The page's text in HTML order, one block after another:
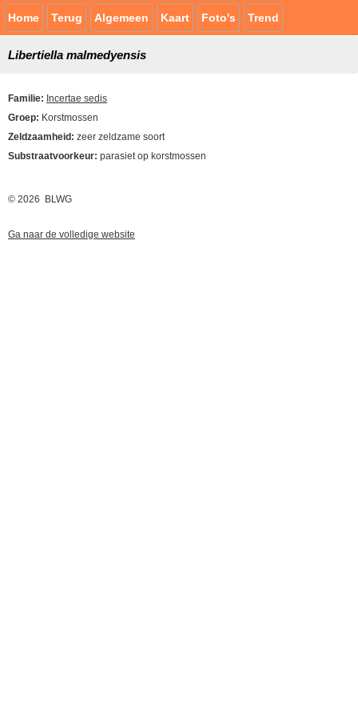
Home Terug Algemeen Kaart Foto's Trend
Libertiella malmedyensis
Familie: Incertae sedis
Groep: Korstmossen
Zeldzaamheid: zeer zeldzame soort
Substraatvoorkeur: parasiet op korstmossen
© 2026 BLWG
Ga naar de volledige website